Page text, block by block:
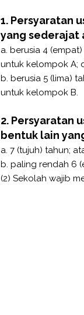
1. Persyaratan
yang sederajat
a. berusia 4
untuk kelompok A;
b. berusia 5 (lima)
untuk kelompok B.
2. Persyaratan
bentuk lain
a. 7 (tujuh) tahun;
b. paling rendah 6
(2) Sekolah wajib